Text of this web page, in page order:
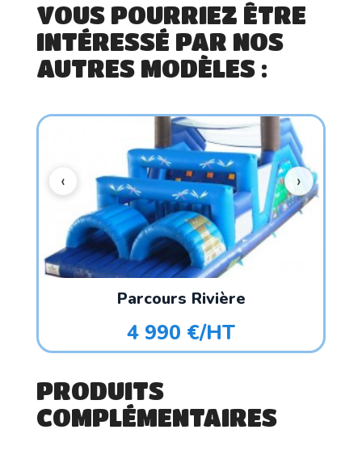
VOUS POURRIEZ ÊTRE
INTÉRESSÉ PAR NOS
AUTRES MODÈLES :
Parcours Rivière
4 990 €/HT
PRODUITS
COMPLÉMENTAIRES